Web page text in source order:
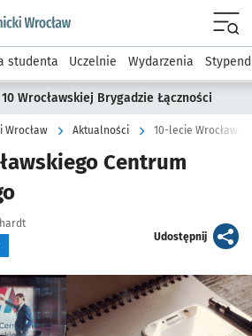
podserwis: Akademicki
studenta Uczelnie Wydarzenia
Wrocławskiej Brygadzie Łączności
Wrocław Aktualności 10-lecie
Centrum
Udostępnijartykuł